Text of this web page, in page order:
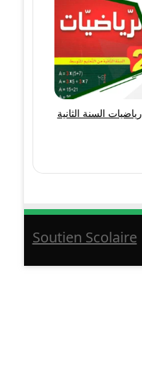
حل تمرين 29 صفحة 147 رياضيات السنة الثانية
Soutien Scolaire